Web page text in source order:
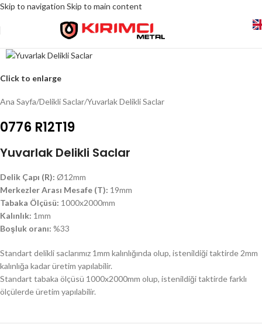
Skip to navigation Skip to main content
Click to enlarge
Ana Sayfa/Delikli Saclar/Yuvarlak Delikli Saclar
0776 R12T19
Yuvarlak Delikli Saclar
Delik Çapı (R): Ø12mm
Merkezler Arası Mesafe (T): 19mm
Tabaka Ölçüsü: 1000x2000mm
Kalınlık: 1mm
Boşluk oranı: %33
Standart delikli saclarımız 1mm kalınlığında olup, istenildiği taktirde 2mm
kalınlığa kadar üretim yapılabilir.
Standart tabaka ölçüsü 1000x2000mm olup, istenildiği taktirde farklı
ölçülerde üretim yapılabilir.